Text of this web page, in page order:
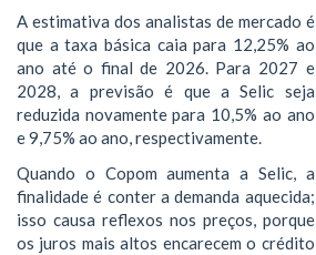
A estimativa dos analistas de mercado é
que a taxa básica caia para 12,25% ao
ano até o final de 2026. Para 2027 e
2028, a previsão é que a Selic seja
reduzida novamente para 10,5% ao ano
e 9,75% ao ano, respectivamente.
Quando o Copom aumenta a Selic, a
finalidade é conter a demanda aquecida;
isso causa reflexos nos preços, porque
os juros mais altos encarecem o crédito